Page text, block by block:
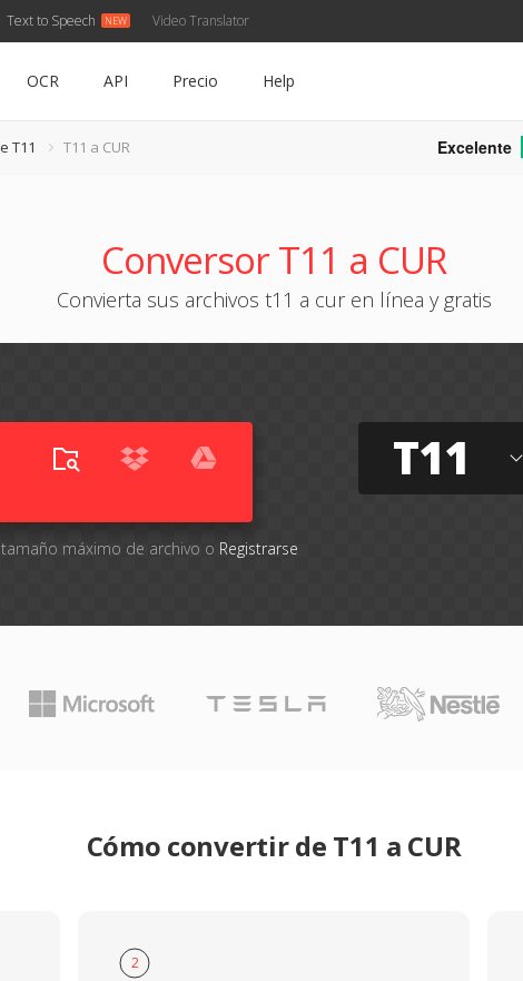
Text to Speech Video Translator
OCR API Precio Help
T11 T11 a CUR Excelente
Conversor T11 a CUR
Convierta sus archivos t11 a cur en línea y gratis
máximo de archivo o Registrarse
T11
Cómo convertir de T11 a CUR
2